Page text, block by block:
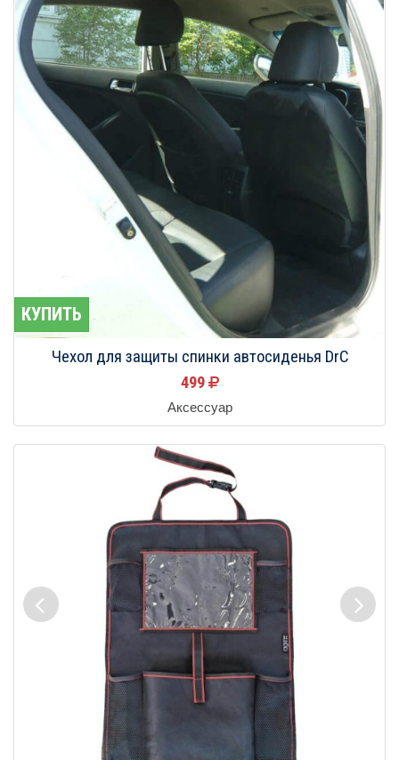
КУПИТЬ
Чехол для защиты спинки автосиденья DrC
499
Аксессуар